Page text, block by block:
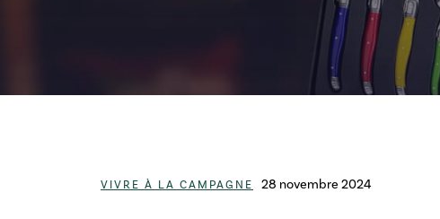
Catégories
VIVRE À LA CAMPAGNE 28 novembre 2024